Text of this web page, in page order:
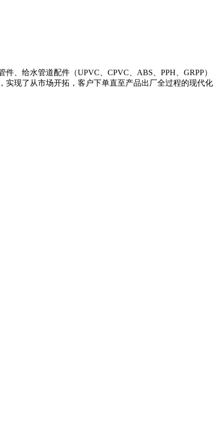
、给水管道配件（UPVC、CPVC、ABS、PPH、GRPP）
现了从市场开拓，客户下单直至产品出厂全过程的现代化